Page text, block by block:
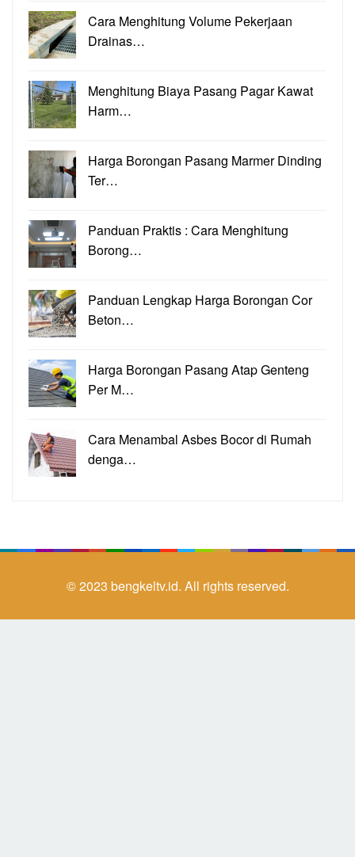
Cara Menghitung Volume Pekerjaan
Drainas…
Menghitung Biaya Pasang Pagar Kawat
Harm…
Harga Borongan Pasang Marmer Dinding
Ter…
Panduan Praktis : Cara Menghitung
Borong…
Panduan Lengkap Harga Borongan Cor
Beton…
Harga Borongan Pasang Atap Genteng
Per M…
Cara Menambal Asbes Bocor di Rumah
denga…
© 2023 bengkeltv.id. All rights reserved.